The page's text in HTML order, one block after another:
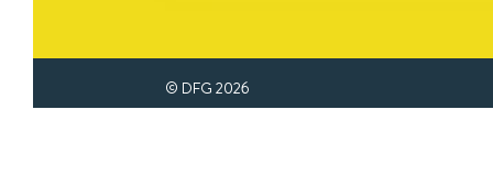
© DFG 2026